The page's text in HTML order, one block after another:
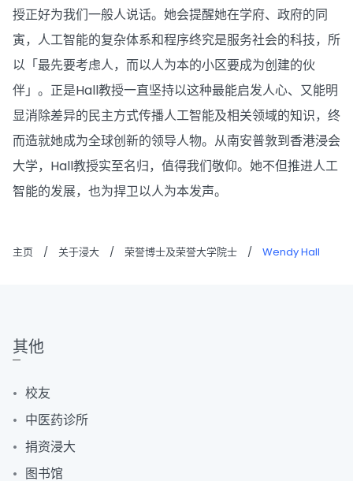
授正好为我们一般人说话。她会提醒她在学府、政府的同
寅，人工智能的复杂体系和程序终究是服务社会的科技，所
以「最先要考虑人，而以人为本的小区要成为创建的伙
伴」。正是Hall教授一直坚持以这种最能启发人心、又能明
显消除差异的民主方式传播人工智能及相关领域的知识，终
而造就她成为全球创新的领导人物。从南安普敦到香港浸会
大学，Hall教授实至名归，值得我们敬仰。她不但推进人工
智能的发展，也为捍卫以人为本发声。
主页 / 关于浸大 / 荣誉博士及荣誉大学院士 / Wendy Hall
其他
校友
中医药诊所
捐资浸大
图书馆